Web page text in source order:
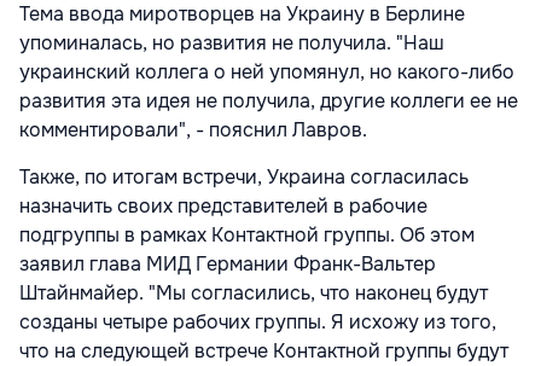
Тема ввода миротворцев на Украину в Берлине
упоминалась, но развития не получила. "Наш
украинский коллега о ней упомянул, но какого-либо
развития эта идея не получила, другие коллеги ее не
комментировали", - пояснил Лавров.
Также, по итогам встречи, Украина согласилась
назначить своих представителей в рабочие
подгруппы в рамках Контактной группы. Об этом
заявил глава МИД Германии Франк-Вальтер
Штайнмайер. "Мы согласились, что наконец будут
созданы четыре рабочих группы. Я исхожу из того,
что на следующей встрече Контактной группы будут